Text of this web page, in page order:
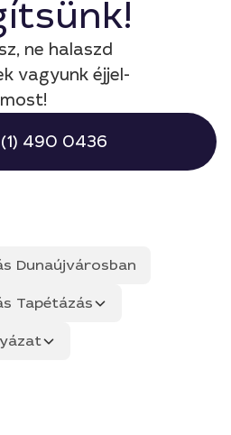
ne halaszd
vagyunk éjjel-
490 0436
Dunaújvárosban
Tapétázás